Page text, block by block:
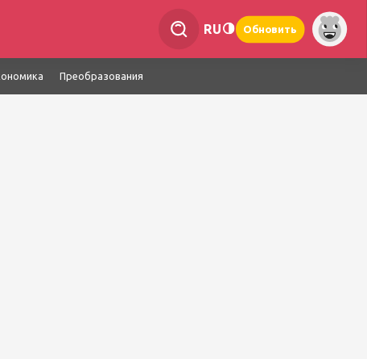
RU Обновить
Преобразования